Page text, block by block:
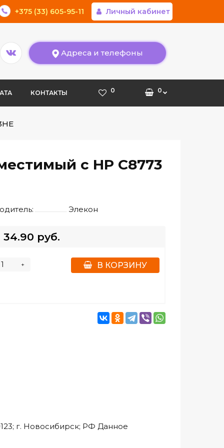
+375 (33) 605-95-11 Личный кабинет
Адреса и телефоны
КОНТАКТЫ 0 0
с HP C8773
Элекон
34.90 руб.
+ В КОРЗИНУ
г. Новосибирск; РФ Данное